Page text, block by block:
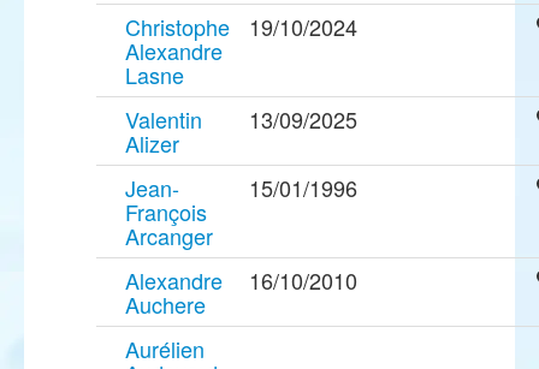
Christophe
Alexandre
Lasne
19/10/2024
Valentin
Alizer
13/09/2025
Jean-
François
Arcanger
15/01/1996
Alexandre
Auchere
16/10/2010
Aurélien